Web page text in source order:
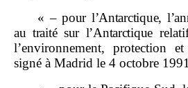
« – pour l’Antarctique,
au traité sur l’Antarctique
l’environnement, protection
signé à Madrid le 4 octobre